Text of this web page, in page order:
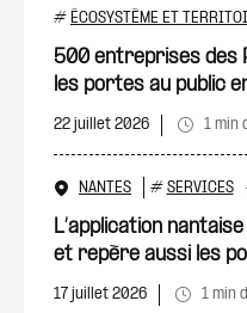
# ÉCOSYSTÈME ET
500 entreprises des
les portes au public
22 juillet 2026 1 min
NANTES # SERVICES
L’application
et repère aussi les
17 juillet 2026 1 min